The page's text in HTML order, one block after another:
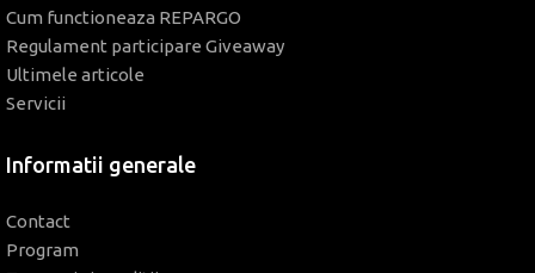
Cum functioneaza REPARGO
Regulament participare Giveaway
Ultimele articole
Servicii
Informatii generale
Contact
Program